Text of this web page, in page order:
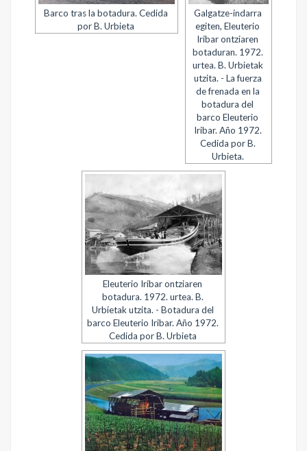
Barco tras la botadura. Cedida
por B. Urbieta
Galgatze-indarra
egiten, Eleuterio
Iribar ontziaren
botaduran. 1972.
urtea. B. Urbietak
utzita. - La fuerza
de frenada en la
botadura del
barco Eleuterio
Iribar. Año 1972.
Cedida por B.
Urbieta.
Eleuterio Iribar ontziaren
botadura. 1972. urtea. B.
Urbietak utzita. - Botadura del
barco Eleuterio Iribar. Año 1972.
Cedida por B. Urbieta